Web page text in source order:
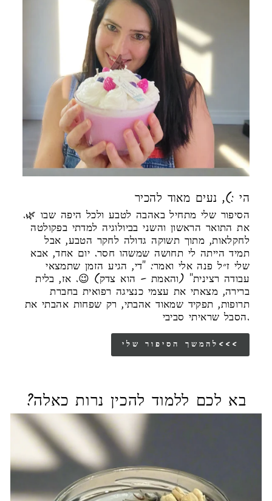
הי :), נעים מאוד להכיר
הסיפור שלי מתחיל באהבה לטבע ולכל היפה שבו 🌿.
את התואר הראשון והשני בביולוגיה למדתי בפקולטה
לחקלאות, מתוך תשוקה גדולה לחקר הטבע, אבל
תמיד הייתה לי תחושה שמשהו חסר. יום אחד, אבא
שלי ז״ל פנה אלי ואמר: "די, הגיע הזמן שתמצאי
עבודה רצינית" (והאמת – הוא צדק) 😉. אז, בלית
ברירה, מצאתי את עצמי כנציגה רפואית בחברת
תרופות, תפקיד שמאוד אהבתי, רק שפחות אהבתי את
הסבל שראיתי סביבי.
להמשך הסיפור שלי<<<
בא לכם ללמוד להכין נרות כאלה?